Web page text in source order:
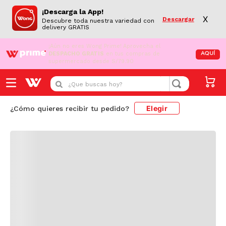
¡Descarga la App!
Descubre toda nuestra variedad con
delivery GRATIS
Descargar X
¡Aún no eres Wong Prime! Aprovecha el
DESPACHO GRATIS en tus compras de
supermercado desde S/79.90
AQUÍ
¿Que buscas hoy?
¿Cómo quieres recibir tu pedido? Elegir
Cargando comentarios...